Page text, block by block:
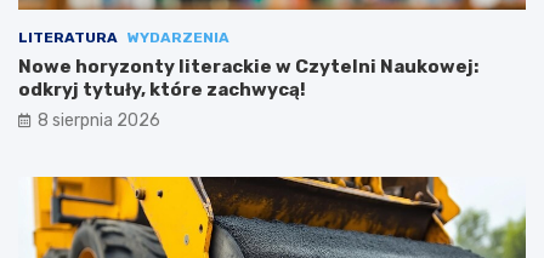
LITERATURA WYDARZENIA
Nowe horyzonty literackie w Czytelni Naukowej:
odkryj tytuły, które zachwycą!
8 sierpnia 2026